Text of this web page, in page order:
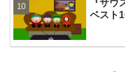
『サ
ベスト